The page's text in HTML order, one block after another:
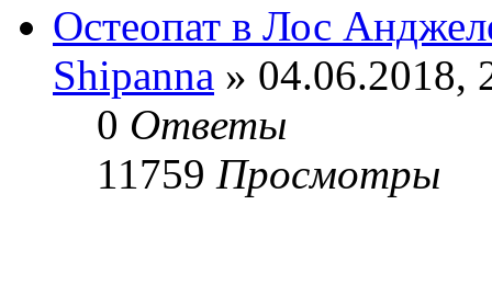
Остеопат в Лос
Shipanna » 04.06.2018,
0 Ответы
11759 Просмотры